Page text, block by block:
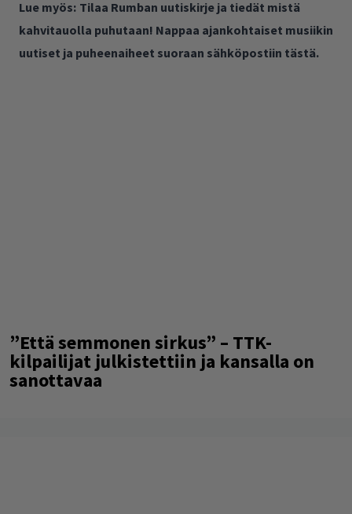
Lue myös: Tilaa Rumban uutiskirje ja tiedät mistä
kahvitauolla puhutaan! Nappaa ajankohtaiset musiikin
uutiset ja puheenaiheet suoraan sähköpostiin tästä.
”Että semmonen sirkus” – TTK-
kilpailijat julkistettiin ja kansalla on
sanottavaa